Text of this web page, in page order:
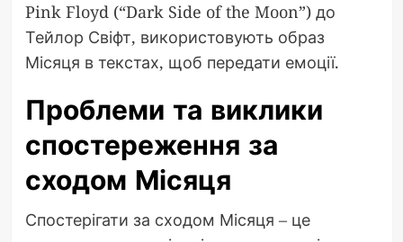
Pink Floyd (“Dark Side of the Moon”) до
Тейлор Свіфт, використовують образ
Місяця в текстах, щоб передати емоції.
Проблеми та виклики
спостереження за
сходом Місяця
Спостерігати за сходом Місяця – це